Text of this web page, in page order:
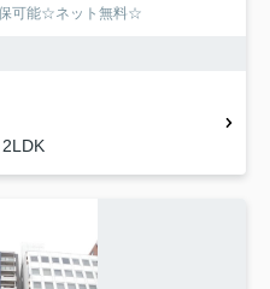
可能☆ネット無料☆